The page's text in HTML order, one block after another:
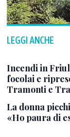
LEGGI ANCHE
Incendi in
focolai e
Tramonti e
La donna
«Ho paura di